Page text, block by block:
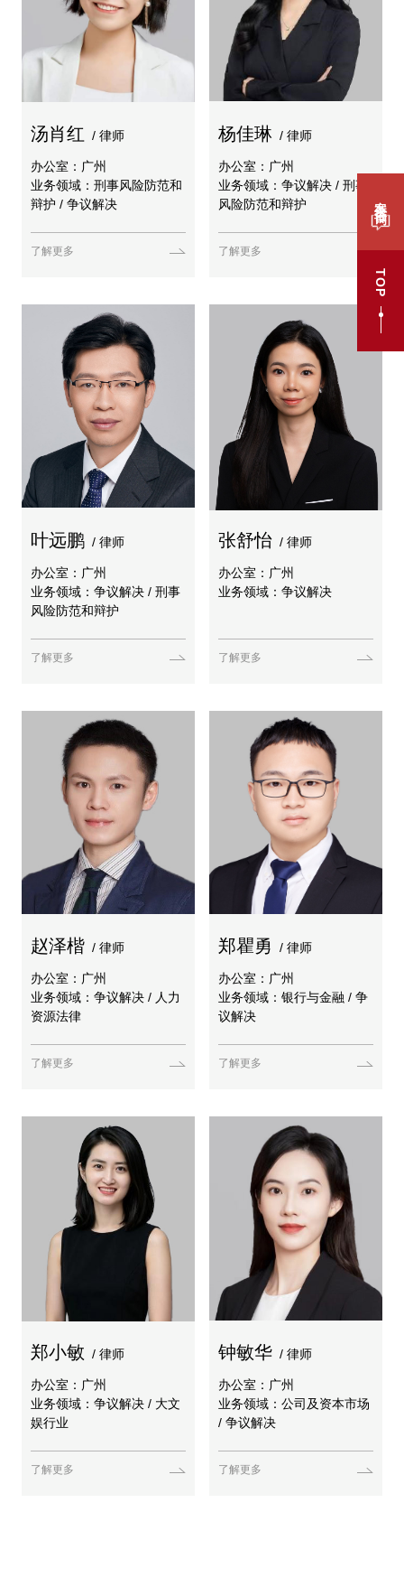
TOP
汤肖红 / 律师
办公室：广州
业务领域：刑事风险防范和
辩护 / 争议解决
了解更多
杨佳琳 / 律师
办公室：广州
业务领域：争议解决 / 刑事
风险防范和辩护
了解更多
叶远鹏 / 律师
办公室：广州
业务领域：争议解决 / 刑事
风险防范和辩护
了解更多
张舒怡 / 律师
办公室：广州
业务领域：争议解决
了解更多
赵泽楷 / 律师
办公室：广州
业务领域：争议解决 / 人力
资源法律
了解更多
郑瞿勇 / 律师
办公室：广州
业务领域：银行与金融 / 争
议解决
了解更多
郑小敏 / 律师
办公室：广州
业务领域：争议解决 / 大文
娱行业
了解更多
钟敏华 / 律师
办公室：广州
业务领域：公司及资本市场
/ 争议解决
了解更多